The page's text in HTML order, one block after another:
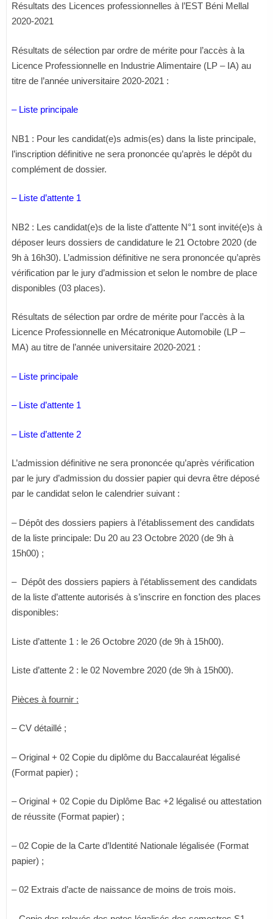
Résultats des Licences professionnelles à l’EST Béni Mellal
2020-2021
Résultats de sélection par ordre de mérite pour l’accès à la
Licence Professionnelle en Industrie Alimentaire (LP – IA) au
titre de l’année universitaire 2020-2021 :
– Liste principale
NB1 : Pour les candidat(e)s admis(es) dans la liste principale,
l’inscription définitive ne sera prononcée qu’après le dépôt du
complément de dossier.
– Liste d’attente 1
NB2 : Les candidat(e)s de la liste d’attente N°1 sont invité(e)s à
déposer leurs dossiers de candidature le 21 Octobre 2020 (de
9h à 16h30). L’admission définitive ne sera prononcée qu’après
vérification par le jury d’admission et selon le nombre de place
disponibles (03 places).
Résultats de sélection par ordre de mérite pour l’accès à la
Licence Professionnelle en Mécatronique Automobile (LP –
MA) au titre de l’année universitaire 2020-2021 :
– Liste principale
– Liste d’attente 1
– Liste d’attente 2
L’admission définitive ne sera prononcée qu’après vérification
par le jury d’admission du dossier papier qui devra être déposé
par le candidat selon le calendrier suivant :
– Dépôt des dossiers papiers à l’établissement des candidats
de la liste principale: Du 20 au 23 Octobre 2020 (de 9h à
15h00) ;
– Dépôt des dossiers papiers à l’établissement des candidats
de la liste d’attente autorisés à s’inscrire en fonction des places
disponibles:
Liste d’attente 1 : le 26 Octobre 2020 (de 9h à 15h00).
Liste d’attente 2 : le 02 Novembre 2020 (de 9h à 15h00).
Pièces à fournir :
– CV détaillé ;
– Original + 02 Copie du diplôme du Baccalauréat légalisé
(Format papier) ;
– Original + 02 Copie du Diplôme Bac +2 légalisé ou attestation
de réussite (Format papier) ;
– 02 Copie de la Carte d’Identité Nationale légalisée (Format
papier) ;
– 02 Extrais d’acte de naissance de moins de trois mois.